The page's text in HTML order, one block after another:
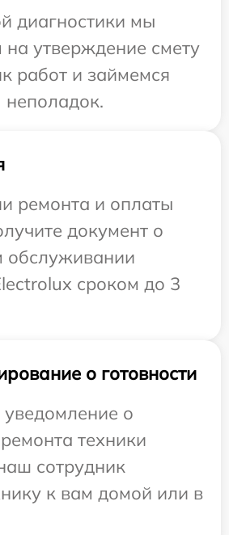
диагностики мы
на утверждение смету
работ и займемся
неполадок.
ремонта и оплаты
документ о
обслуживании
сроком до 3
о готовности
о
техники
сотрудник
к вам домой или в